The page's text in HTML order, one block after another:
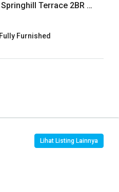
Disewakan Apartemen Springhill Terrace 2BR (SKC-11942)
Fully Furnished
Lihat Listing Lainnya